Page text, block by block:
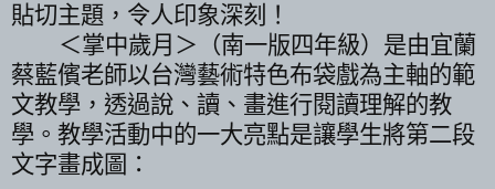
貼切主題，令人印象深刻！
＜掌中歲月＞（南一版四年級）是由宜蘭
蔡藍儐老師以台灣藝術特色布袋戲為主軸的範
文教學，透過說、讀、畫進行閱讀理解的教
學。教學活動中的一大亮點是讓學生將第二段
文字畫成圖：